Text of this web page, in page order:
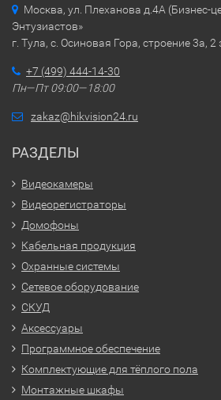
Москва, ул. Плеханова д.4А (Бизнес-
Энтузиастов»
г. Тула, с. Осиновая Гора, строение 3а, 2
+7 (499) 444-14-30
Пн—Пт 09:00—18:00
zakaz@hikvision24.ru
РАЗДЕЛЫ
Видеокамеры
Видеорегистраторы
Домофоны
Кабельная продукция
Охранные системы
Сетевое оборудование
СКУД
Аксессуары
Программное обеспечение
Комплектующие для тёплого пола
Монтажные шкафы